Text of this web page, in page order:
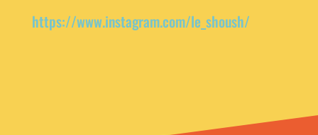
https://www.instagram.com/le_shoush/